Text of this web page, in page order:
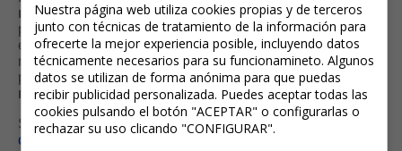
necesita? ", puedes hacer tu búsqueda por tipo de
producto. Es probablemente la forma más fácil de
encontrar lo que estás buscando. Si conoces un código,
número de referencia o nombre específicos, también
puedes utilizar la sección " Encuentre aquí lo que
necesita".
Si quieres que te asesoremos, puedes enviarnos un
correo electrónico
Nuestra página web utiliza cookies propias y de terceros
junto con técnicas de tratamiento de la información para
ofrecerte la mejor experiencia posible, incluyendo datos
técnicamente necesarios para su funcionamineto. Algunos
datos se utilizan de forma anónima para que puedas
recibir publicidad personalizada. Puedes aceptar todas las
cookies pulsando el botón "ACEPTAR" o configurarlas o
rechazar su uso clicando "CONFIGURAR".